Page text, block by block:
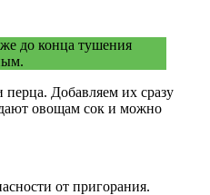
до конца тушения
перца. Добавляем их сразу
овощам сок и можно
от пригорания.